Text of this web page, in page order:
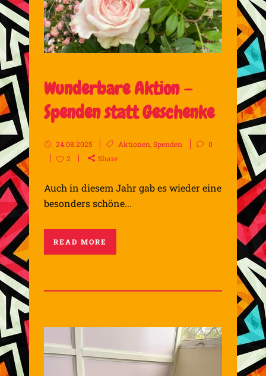
Wunderbare Aktion –
Spenden statt Geschenke
24.08.2025 Aktionen,Spenden
0
2
Share
Auch in diesem Jahr gab es wieder eine
besonders schöne...
READ MORE